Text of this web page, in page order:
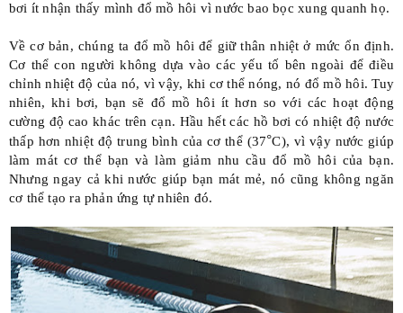
bơi ít nhận thấy mình đổ mồ hôi vì nước bao bọc xung quanh họ.
Về cơ bản, chúng ta đổ mồ hôi để giữ thân nhiệt ở mức ổn định.
Cơ thể con người không dựa vào các yếu tố bên ngoài để điều
chỉnh nhiệt độ của nó, vì vậy, khi cơ thể nóng, nó đổ mồ hôi. Tuy
nhiên, khi bơi, bạn sẽ đổ mồ hôi ít hơn so với các hoạt động
cường độ cao khác trên cạn. Hầu hết các hồ bơi có nhiệt độ nước
thấp hơn nhiệt độ trung bình của cơ thể (37°C), vì vậy nước giúp
làm mát cơ thể bạn và làm giảm nhu cầu đổ mồ hôi của bạn.
Nhưng ngay cả khi nước giúp bạn mát mẻ, nó cũng không ngăn
cơ thể tạo ra phản ứng tự nhiên đó.